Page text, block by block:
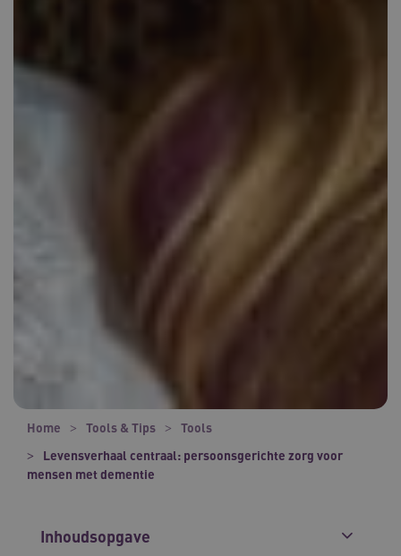
Home Tools & Tips
Tools
Levensverhaal centraal: persoonsgerichte zorg voor
mensen met dementie
Inhoudsopgave